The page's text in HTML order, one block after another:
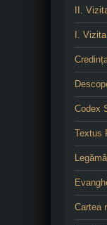
II.
I.
Codex
Textus
Cartea